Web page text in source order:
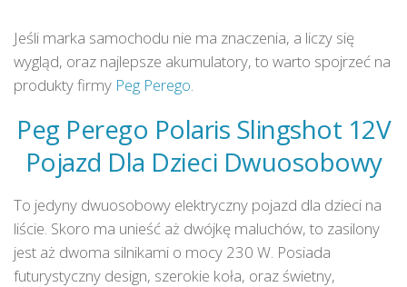
Jeśli marka samochodu nie ma znaczenia, a liczy się
wygląd, oraz najlepsze akumulatory, to warto spojrzeć na
produkty firmy Peg Perego.
Peg Perego Polaris Slingshot 12V
Pojazd Dla Dzieci Dwuosobowy
To jedyny dwuosobowy elektryczny pojazd dla dzieci na
liście. Skoro ma unieść aż dwójkę maluchów, to zasilony
jest aż dwoma silnikami o mocy 230 W. Posiada
futurystyczny design, szerokie koła, oraz świetny,